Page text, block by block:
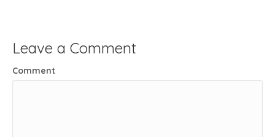
Leave a Comment
Comment